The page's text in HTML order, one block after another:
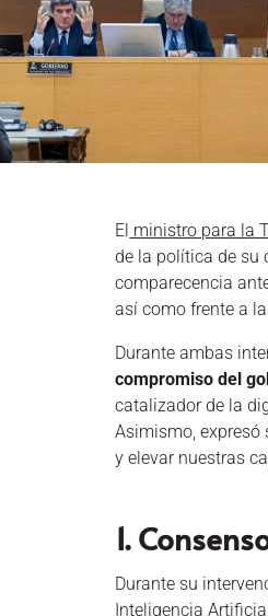
El ministro para la
de la política de su
comparecencia
así como frente a
Durante ambas
compromiso del
catalizador de la
Asimismo,
y elevar nuestras
1.
Durante su
Inteligencia